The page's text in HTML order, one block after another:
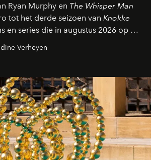
Ryan Murphy en The Whisper Man
tot het derde seizoen van Knokke
en series die in augustus 2026 op de
verschijnen.
Verheyen